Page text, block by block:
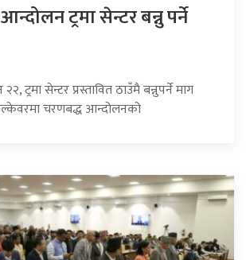
ट्रमा सेन्टर बन्नु पर्ने
ट्रमा सेन्टर प्रस्तावित ठाउँमै बन्नुपर्ने माग
चरणबद्ध आन्दोलनको